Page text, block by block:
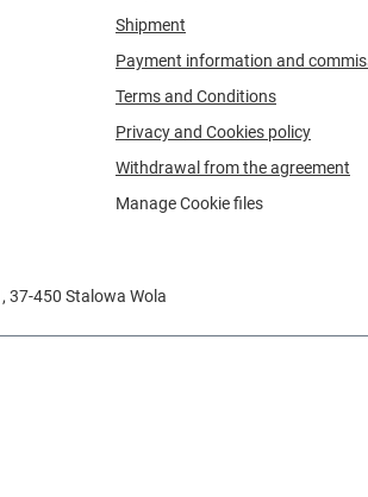
Shipment
Payment information and
Terms and Conditions
Privacy and Cookies policy
Withdrawal from the agreement
Manage Cookie files
, 37-450 Stalowa Wola